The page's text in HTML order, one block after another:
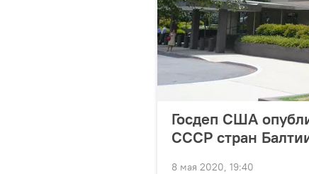
Госдеп США
СССР стран
8 мая 2020, 19:40